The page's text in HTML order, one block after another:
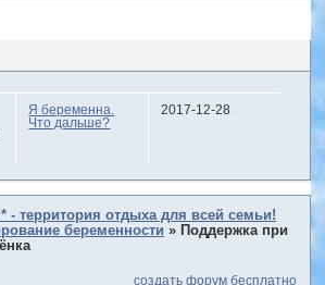
Я беременна.
Что дальше?
2017-12-28
территория отдыха для всей семьи!
беременности » Поддержка при
создать форум бесплатно